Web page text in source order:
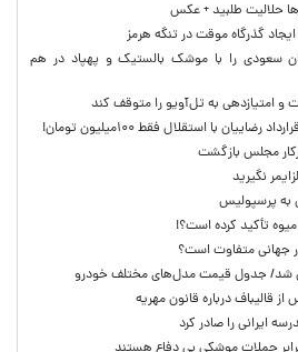
حلالیت طلبید + عکس
گذرگاه موقت در تنگه هرمز
سعودی را با موشک بالستیک و پهپاد در هم
و امتیازدهی به تل‌آویو را متوقف کند
با استقلال فقط ۱۰۰میلیون تومان!
مجلس بازگشت
نگیرید
به پرسپولیس
جهانی متفاوت است؟
قالیباف درباره قانون مهریه
ایرانی را صادر کرد